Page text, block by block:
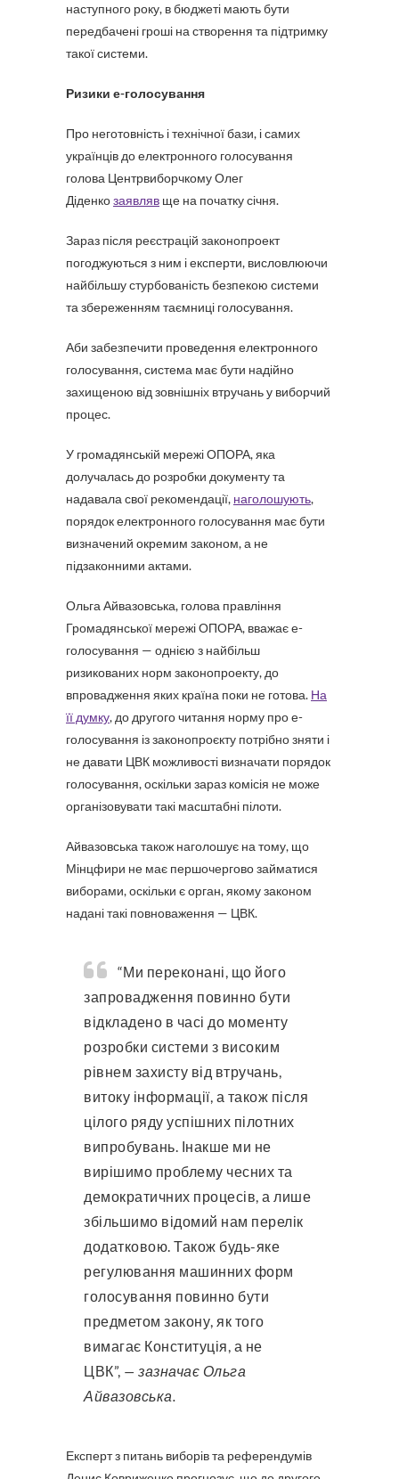
наступного року, в бюджеті мають бути
передбачені гроші на створення та підтримку
такої системи.
Ризики е-голосування
Про неготовність і технічної бази, і самих
українців до електронного голосування
голова Центрвиборчкому Олег
Діденкозаявляв ще на початку січня.
Зараз після реєстрацій законопроект
погоджуються з ним і експерти, висловлюючи
найбільшу стурбованість безпекою системи
та збереженням таємниці голосування.
Аби забезпечити проведення електронного
голосування, система має бути надійно
захищеною від зовнішніх втручань у виборчий
процес.
У громадянській мережі ОПОРА, яка
долучалась до розробки документу та
надавала свої рекомендації, наголошують,
порядок електронного голосування має бути
визначений окремим законом, а не
підзаконними актами.
Ольга Айвазовська, голова правління
Громадянської мережі ОПОРА, вважає е-
голосування — однією з найбільш
ризикованих норм законопроекту, до
впровадження яких країна поки не готова. На
її думку, до другого читання норму про е-
голосування із законопроєкту потрібно зняти і
не давати ЦВК можливості визначати порядок
голосування, оскільки зараз комісія не може
організовувати такі масштабні пілоти.
Айвазовська також наголошує на тому, що
Мінцфири не має першочергово займатися
виборами, оскільки є орган, якому законом
надані такі повноваження — ЦВК.
“Ми переконані, що його
запровадження повинно бути
відкладено в часі до моменту
розробки системи з високим
рівнем захисту від втручань,
витоку інформації, а також після
цілого ряду успішних пілотних
випробувань. Інакше ми не
вирішимо проблему чесних та
демократичних процесів, а лише
збільшимо відомий нам перелік
додатковою. Також будь-яке
регулювання машинних форм
голосування повинно бути
предметом закону, як того
вимагає Конституція, а не
ЦВК”, — зазначає Ольга
Айвазовська.
Експерт з питань виборів та референдумів